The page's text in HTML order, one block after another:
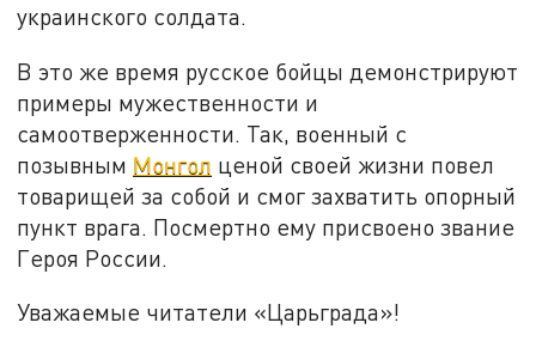
украинского солдата.
В это же время русское бойцы демонстрируют
примеры мужественности и
самоотверженности. Так, военный с
позывным Монгол ценой своей жизни повел
товарищей за собой и смог захватить опорный
пункт врага. Посмертно ему присвоено звание
Героя России.
Уважаемые читатели «Царьграда»!